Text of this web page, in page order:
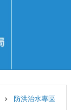
防洪治水專區